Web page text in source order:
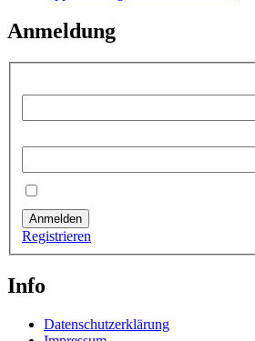
Anmeldung
Anmelden
Registrieren
Info
Datenschutzerklärung